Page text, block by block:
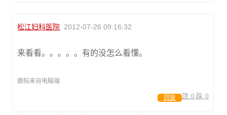
松江妇科医院 2012-07-26 09:16:32
来看看。。。。。有的没怎么看懂。
跟帖来自电脑端
顶: 0 踩: 0
回复